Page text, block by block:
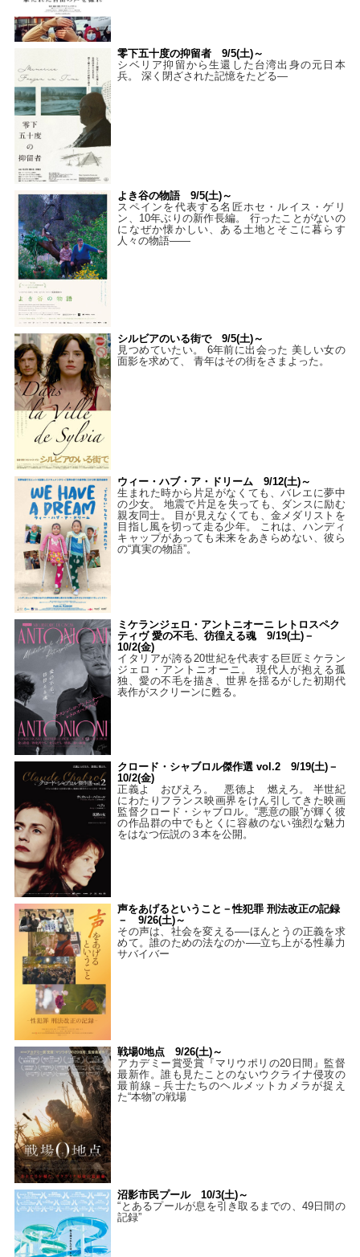
零下五十度の抑留者 9/5(土)～
シベリア抑留から生還した台湾出身の元日本
兵。 深く閉ざされた記憶をたどる—
よき谷の物語 9/5(土)～
スペインを代表する名匠ホセ・ルイス・ゲリ
ン、10年ぶりの新作長編。 行ったことがないの
になぜか懐かしい、ある土地とそこに暮らす
人々の物語――
シルビアのいる街で 9/5(土)～
見つめていたい。 6年前に出会った 美しい女の
面影を求めて、 青年はその街をさまよった。
ウィー・ハブ・ア・ドリーム 9/12(土)～
生まれた時から片足がなくても、バレエに夢中
の少女。 地震で片足を失っても、ダンスに励む
親友同士。 目が見えなくても、金メダリストを
目指し風を切って走る少年。 これは、ハンディ
キャップがあっても未来をあきらめない、彼ら
の“真実の物語”。
ミケランジェロ・アントニオーニ レトロスペク
ティヴ 愛の不毛、彷徨える魂 9/19(土)－
10/2(金)
イタリアが誇る20世紀を代表する巨匠ミケラン
ジェロ・アントニオーニ。 現代人が抱える孤
独、愛の不毛を描き、世界を揺るがした初期代
表作がスクリーンに甦る。
クロード・シャブロル傑作選 vol.2 9/19(土)－
10/2(金)
正義よ おびえろ。 悪徳よ 燃えろ。 半世紀
にわたりフランス映画界をけん引してきた映画
監督クロード・シャブロル。“悪意の眼”が輝く彼
の作品群の中でもとくに容赦のない強烈な魅力
をはなつ伝説の３本を公開。
声をあげるということ－性犯罪 刑法改正の記録
－ 9/26(土)～
その声は、社会を変える──ほんとうの正義を求
めて。誰のための法なのか──立ち上がる性暴力
サバイバー
戦場0地点 9/26(土)～
アカデミー賞受賞『マリウポリの20日間』監督
最新作。誰も見たことのないウクライナ侵攻の
最前線－兵士たちのヘルメットカメラが捉え
た“本物”の戦場
沼影市民プール 10/3(土)～
“とあるプールが息を引き取るまでの、49日間の
記録”